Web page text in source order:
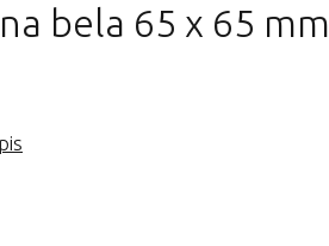
bela 65 x 65 mm